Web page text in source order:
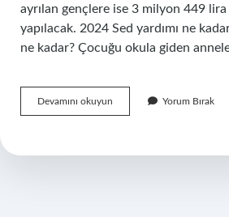
ayrılan gençlere ise 3 milyon 449
yapılacak. 2024 Sed yardımı ne
ne kadar? Çocuğu okula giden
Devamını okuyun
Yardımı
Verilir
Yorum Bırak